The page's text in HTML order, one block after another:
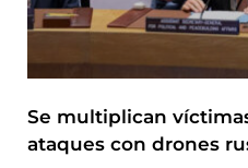
Se multiplican
ataques con drones